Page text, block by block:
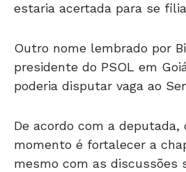
estaria acertada para se
Outro nome lembrado por
presidente do PSOL em
poderia disputar vaga ao
De acordo com a deputada,
momento é fortalecer a
mesmo com as discussões